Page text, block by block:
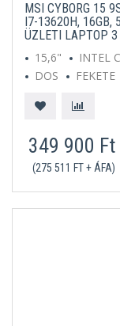
MSI CYBORG 15
I7-13620H, 16GB,
ÜZLETI LAPTOP 3
15,6"
INTEL
DOS
FEKETE
349 900 Ft
(275 511 FT + ÁFA)